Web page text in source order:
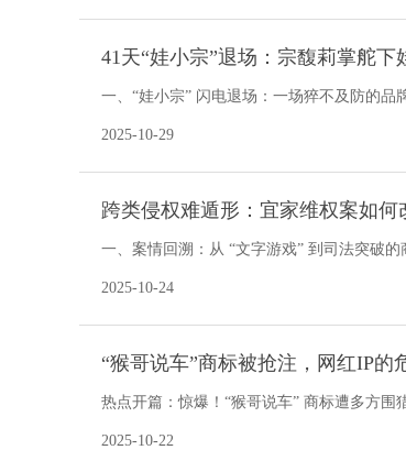
41天“娃小宗”退场：宗馥莉掌舵
一、“娃小宗” 闪电退场：一场猝不及防的品
2025-10-29
跨类侵权难遁形：宜家维权案如何
一、案情回溯：从 “文字游戏” 到司法突破
2025-10-24
“猴哥说车”商标被抢注，网红IP的
热点开篇：惊爆！“猴哥说车” 商标遭多方
2025-10-22